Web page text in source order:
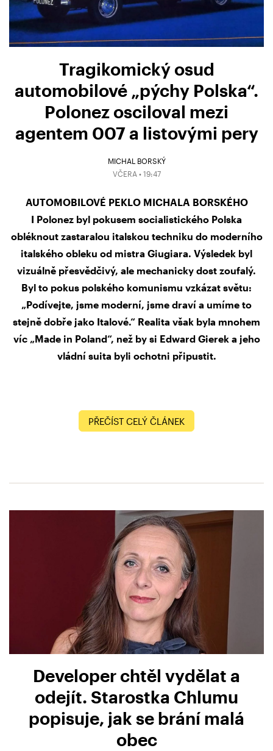
Tragikomický osud
automobilové „pýchy Polska“.
Polonez osciloval mezi
agentem 007 a listovými pery
MICHAL BORSKÝ
VČERA • 19:47
AUTOMOBILOVÉ PEKLO MICHALA BORSKÉHO
I Polonez byl pokusem socialistického Polska
obléknout zastaralou italskou techniku do moderního
italského obleku od mistra Giugiara. Výsledek byl
vizuálně přesvědčivý, ale mechanicky dost zoufalý.
Byl to pokus polského komunismu vzkázat světu:
„Podívejte, jsme moderní, jsme draví a umíme to
stejně dobře jako Italové.“ Realita však byla mnohem
víc „Made in Poland“, než by si Edward Gierek a jeho
vládní suita byli ochotni připustit.
PŘEČÍST CELÝ ČLÁNEK
Developer chtěl vydělat a
odejít. Starostka Chlumu
popisuje, jak se brání malá
obec